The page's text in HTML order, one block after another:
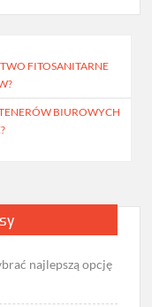
FITOSANITARNE
BIUROWYCH
najlepszą opcję